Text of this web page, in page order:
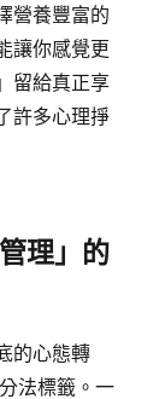
營養豐富的
讓你感覺更
留給真正享
許多心理掙
理」的
的心態轉
法標籤。一